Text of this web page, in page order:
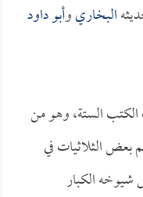
البخاريوأبو داود
الستة، وهو من
بعض الثلاثيات في
الكبار